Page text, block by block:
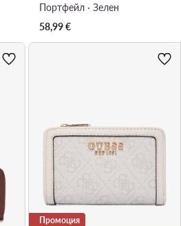
Портфейл · Зелен
58,99€
Промоция